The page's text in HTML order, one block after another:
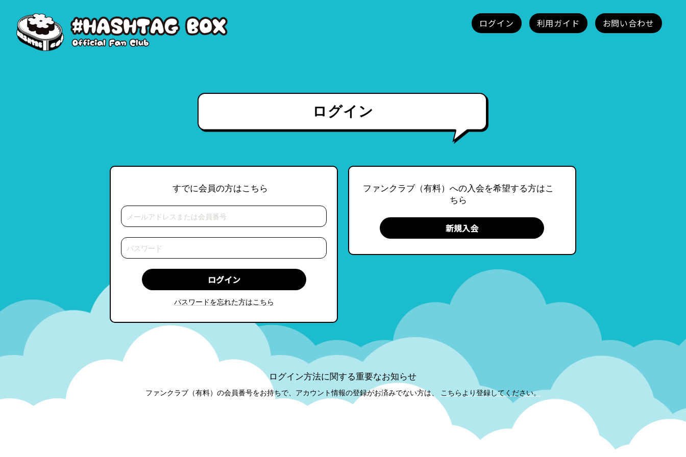
ログイン
すでに会員の方はこちら
パスワードを忘れた方はこちら
ファンクラブ（有料）への入会を希望する方はこ
ちら
ログイン方法に関する重要なお知らせ
ファンクラブ（有料）の会員番号をお持ちで、アカウント情報の登録がお済みでない方は、 こちらより登録してください。